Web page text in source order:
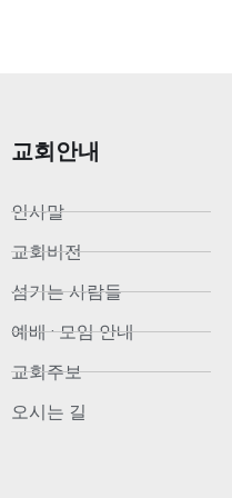
교회안내
인사말
교회비전
섬기는 사람들
예배 · 모임 안내
교회주보
오시는 길